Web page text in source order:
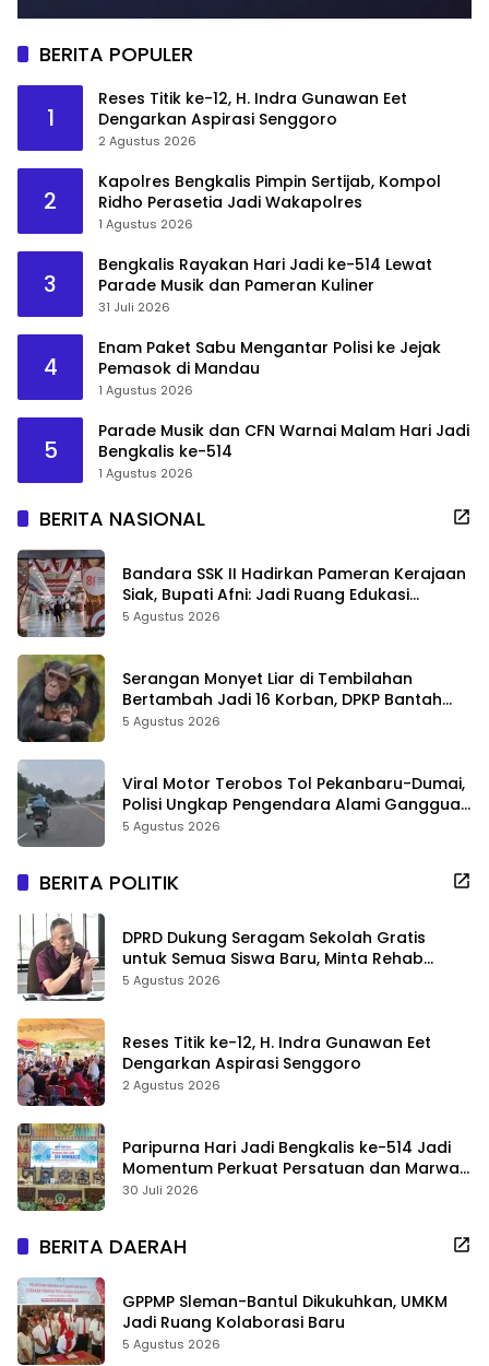
BERITA POPULER
1
Reses Titik ke-12, H. Indra Gunawan Eet
Dengarkan Aspirasi Senggoro
2 Agustus 2026
2
Kapolres Bengkalis Pimpin Sertijab, Kompol
Ridho Perasetia Jadi Wakapolres
1 Agustus 2026
3
Bengkalis Rayakan Hari Jadi ke-514 Lewat
Parade Musik dan Pameran Kuliner
31 Juli 2026
4
Enam Paket Sabu Mengantar Polisi ke Jejak
Pemasok di Mandau
1 Agustus 2026
5
Parade Musik dan CFN Warnai Malam Hari Jadi
Bengkalis ke-514
1 Agustus 2026
BERITA NASIONAL
Bandara SSK II Hadirkan Pameran Kerajaan
Siak, Bupati Afni: Jadi Ruang Edukasi
Sejarah Riau
5 Agustus 2026
Serangan Monyet Liar di Tembilahan
Bertambah Jadi 16 Korban, DPKP Bantah
Video Gerombolan Viral
5 Agustus 2026
Viral Motor Terobos Tol Pekanbaru-Dumai,
Polisi Ungkap Pengendara Alami Gangguan
Usai Kecelakaan
5 Agustus 2026
BERITA POLITIK
DPRD Dukung Seragam Sekolah Gratis
untuk Semua Siswa Baru, Minta Rehab
Sekolah Jangan Dikurangi
5 Agustus 2026
Reses Titik ke-12, H. Indra Gunawan Eet
Dengarkan Aspirasi Senggoro
2 Agustus 2026
Paripurna Hari Jadi Bengkalis ke-514 Jadi
Momentum Perkuat Persatuan dan Marwah
Negeri
30 Juli 2026
BERITA DAERAH
GPPMP Sleman-Bantul Dikukuhkan, UMKM
Jadi Ruang Kolaborasi Baru
5 Agustus 2026